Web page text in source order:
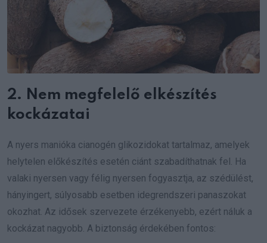
2. Nem megfelelő elkészítés
kockázatai
A nyers manióka cianogén glikozidokat tartalmaz, amelyek
helytelen előkészítés esetén ciánt szabadíthatnak fel. Ha
valaki nyersen vagy félig nyersen fogyasztja, az szédülést,
hányingert, súlyosabb esetben idegrendszeri panaszokat
okozhat. Az idősek szervezete érzékenyebb, ezért náluk a
kockázat nagyobb. A biztonság érdekében fontos: